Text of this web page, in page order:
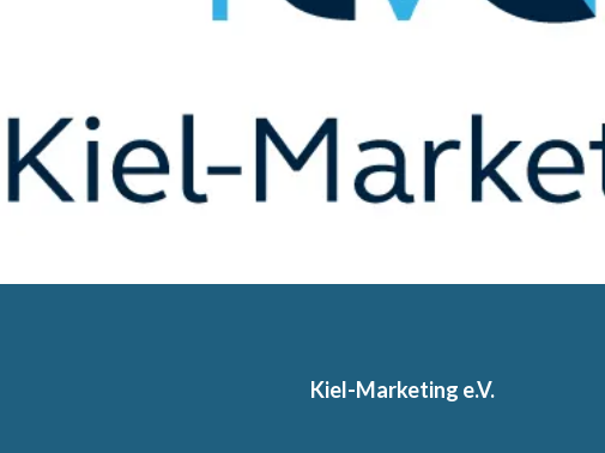
Kiel-Marketing e.V.